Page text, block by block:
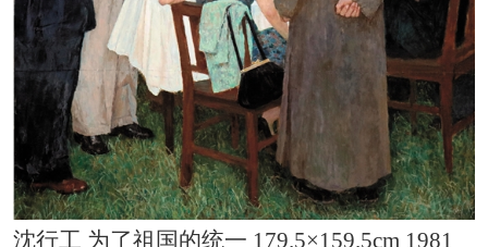
沈行工 为了祖国的统一 179.5×159.5cm 1981